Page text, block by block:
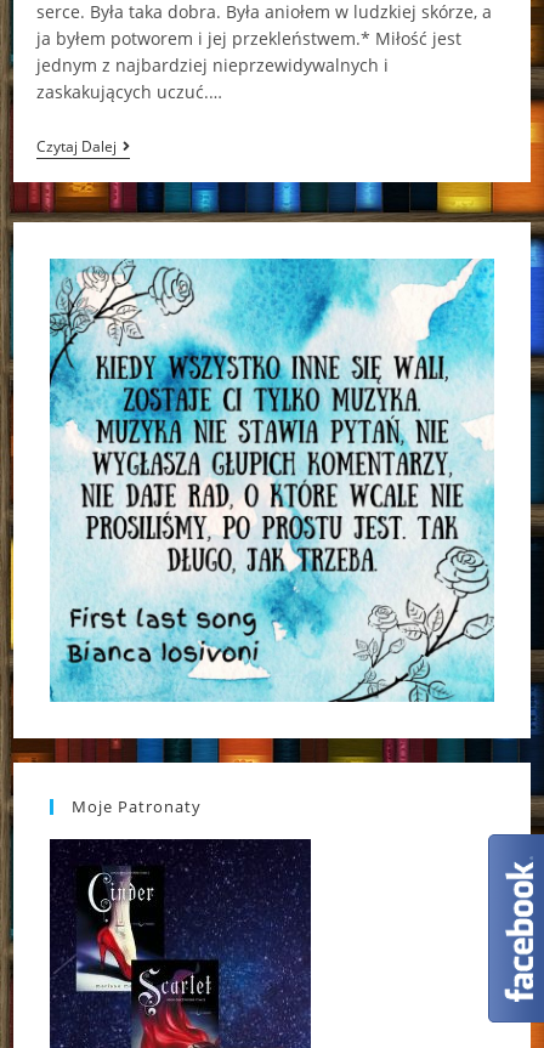
serce. Była taka dobra. Była aniołem w ludzkiej skórze, a
ja byłem potworem i jej przekleństwem.* Miłość jest
jednym z najbardziej nieprzewidywalnych i
zaskakujących uczuć.…
Czytaj DalejDotyk
Anioła
Katarzyna
Mak
Moje Patronaty